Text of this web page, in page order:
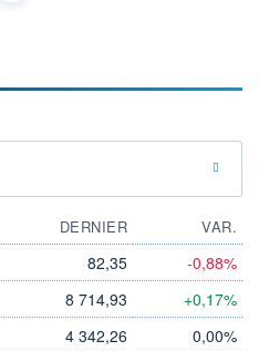
1 000
DERNIER
VAR.
82,35 -0,88%
8 714,93 +0,17%
4 342,26 0,00%